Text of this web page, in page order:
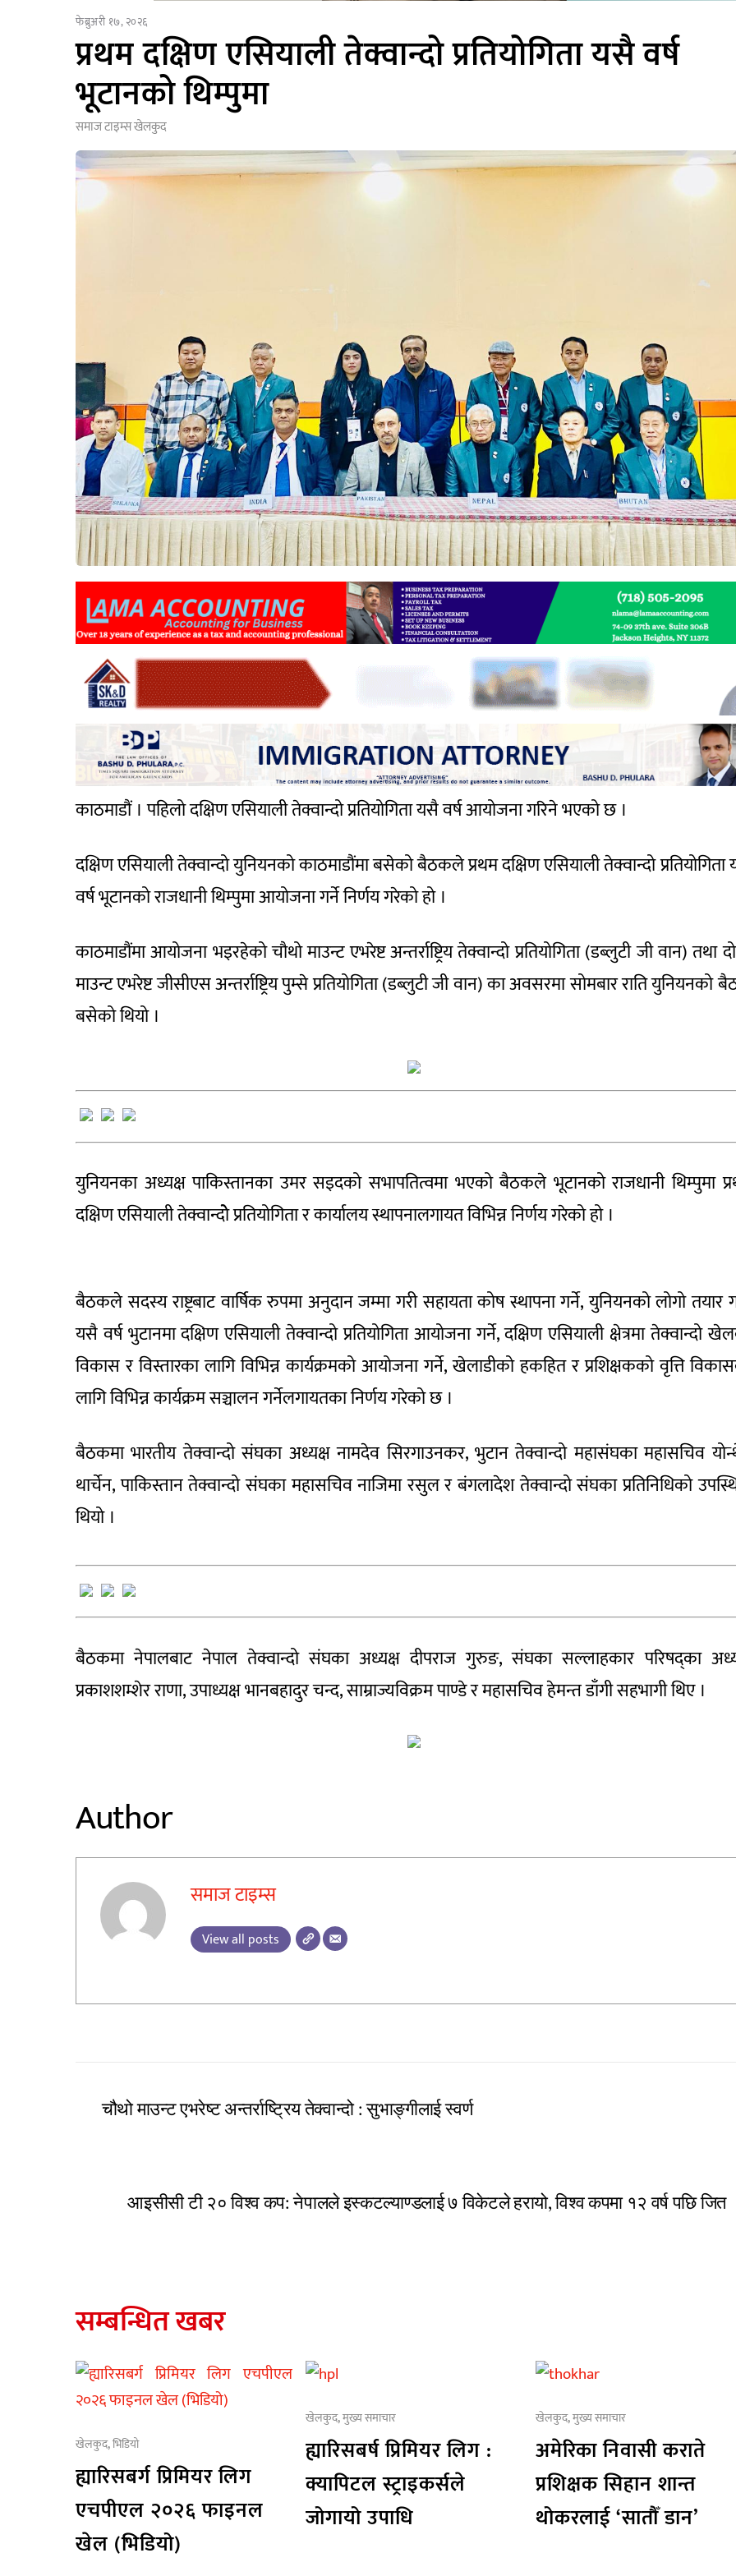
फेब्रुअरी १७, २०२६
प्रथम दक्षिण एसियाली तेक्वान्दो प्रतियोगिता यसै वर्ष
भूटानको थिम्पुमा
समाज टाइम्सखेलकुद
काठमाडौं । पहिलो दक्षिण एसियाली तेक्वान्दो प्रतियोगिता यसै वर्ष आयोजना गरिने भएको छ ।
दक्षिण एसियाली तेक्वान्दो युनियनको काठमाडौंमा बसेको बैठकले प्रथम दक्षिण एसियाली तेक्वान्दो प्रतियोगिता
वर्ष भूटानको राजधानी थिम्पुमा आयोजना गर्ने निर्णय गरेको हो ।
काठमाडौंमा आयोजना भइरहेको चौथो माउन्ट एभरेष्ट अन्तर्राष्ट्रिय तेक्वान्दो प्रतियोगिता (डब्लुटी जी वान) तथा
माउन्ट एभरेष्ट जीसीएस अन्तर्राष्ट्रिय पुम्से प्रतियोगिता (डब्लुटी जी वान) का अवसरमा सोमबार राति युनियनको
बसेको थियो ।
युनियनका अध्यक्ष पाकिस्तानका उमर सइदको सभापतित्वमा भएको बैठकले भूटानको राजधानी थिम्पुमा
दक्षिण एसियाली तेक्वान्दोे प्रतियोगिता र कार्यालय स्थापनालगायत विभिन्न निर्णय गरेको हो ।
बैठकले सदस्य राष्ट्रबाट वार्षिक रुपमा अनुदान जम्मा गरी सहायता कोष स्थापना गर्ने, युनियनको लोगो तयार
यसै वर्ष भुटानमा दक्षिण एसियाली तेक्वान्दो प्रतियोगिता आयोजना गर्ने, दक्षिण एसियाली क्षेत्रमा तेक्वान्दो
विकास र विस्तारका लागि विभिन्न कार्यक्रमको आयोजना गर्ने, खेलाडीको हकहित र प्रशिक्षकको वृत्ति
लागि विभिन्न कार्यक्रम सञ्चालन गर्नेलगायतका निर्णय गरेको छ ।
बैठकमा भारतीय तेक्वान्दो संघका अध्यक्ष नामदेव सिरगाउनकर, भुटान तेक्वान्दो महासंघका महासचिव
थार्चेन, पाकिस्तान तेक्वान्दो संघका महासचिव नाजिमा रसुल र बंगलादेश तेक्वान्दो संघका प्रतिनिधिको
थियो ।
बैठकमा नेपालबाट नेपाल तेक्वान्दो संघका अध्यक्ष दीपराज गुरुङ, संघका सल्लाहकार परिषद्का
प्रकाशशम्शेर राणा, उपाध्यक्ष भानबहादुर चन्द, साम्राज्यविक्रम पाण्डे र महासचिव हेमन्त डाँगी सहभागी थिए ।
Author
समाज टाइम्स
View all posts
चौथो माउन्ट एभरेष्ट अन्तर्राष्ट्रिय तेक्वान्दो : सुभाङ्गीलाई स्वर्ण
आइसीसी टी २० विश्व कप: नेपालले इस्कटल्याण्डलाई ७ विकेटले हरायो, विश्व कपमा १२ वर्ष पछि जित
सम्बन्धित खबर
खेलकुद,भिडियो
ह्यारिसबर्ग प्रिमियर लिग
एचपीएल २०२६ फाइनल
खेल (भिडियो)
खेलकुद,मुख्य समाचार
ह्यारिसबर्ष प्रिमियर लिग :
क्यापिटल स्ट्राइकर्सले
जोगायो उपाधि
खेलकुद,मुख्य समाचार
अमेरिका निवासी कराते
प्रशिक्षक सिहान शान्त
थोकरलाई ‘सातौँ डान’